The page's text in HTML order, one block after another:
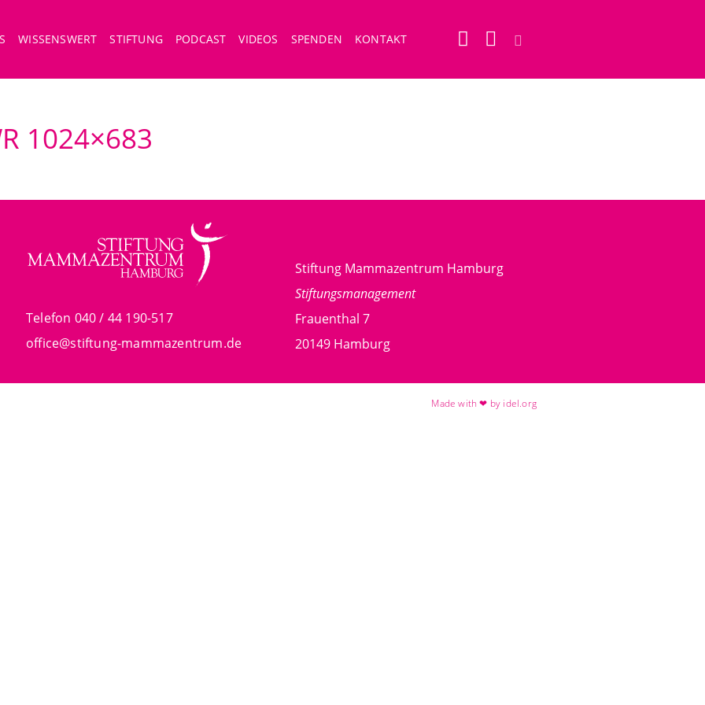
WISSENSWERT STIFTUNG PODCAST VIDEOS SPENDEN KONTAKT
1024×683
Telefon 040 / 44 190-517
office@stiftung-mammazentrum.de
Stiftung Mammazentrum Hamburg
Stiftungsmanagement
Frauenthal 7
20149 Hamburg
Made with ❤ by idel.org